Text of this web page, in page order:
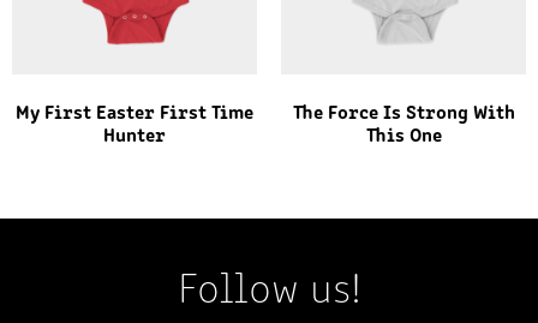
My First Easter First Time
Hunter
The Force Is Strong With
This One
Follow us!